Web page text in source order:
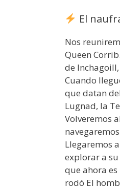
El
Nos
Queen
de
Cuando
que datan
Lugnad, la
Volveremos
Llegaremos
explorar a
que ahora
rodó El